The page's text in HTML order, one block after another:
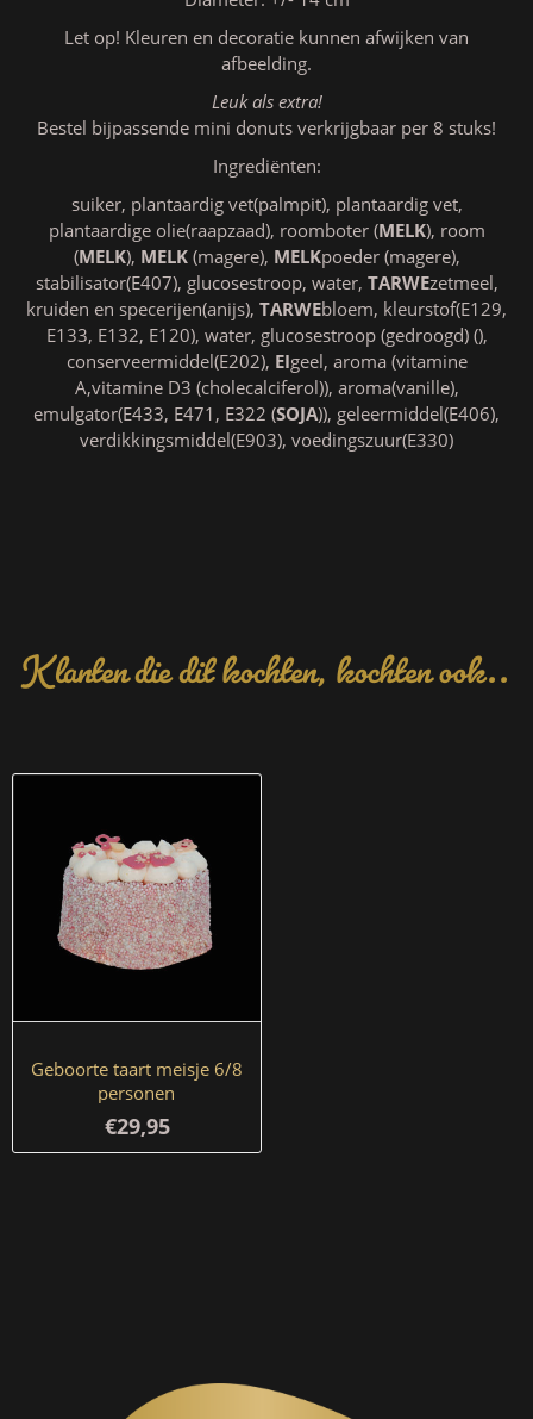
Let op! Kleuren en decoratie kunnen afwijken van
afbeelding.
Leuk als extra!
Bestel bijpassende mini donuts verkrijgbaar per 8 stuks!
Ingrediënten:
suiker, plantaardig vet(palmpit), plantaardig vet,
plantaardige olie(raapzaad), roomboter (MELK), room
(MELK), MELK(magere), MELKpoeder (magere),
stabilisator(E407), glucosestroop, water, TARWEzetmeel,
kruiden en specerijen(anijs), TARWEbloem, kleurstof(E129,
E133, E132, E120), water, glucosestroop (gedroogd) (),
conserveermiddel(E202), EIgeel, aroma (vitamine
A,vitamine D3 (cholecalciferol)), aroma(vanille),
emulgator(E433, E471, E322 (SOJA)), geleermiddel(E406),
verdikkingsmiddel(E903), voedingszuur(E330)
Klanten die dit kochten, kochten ook..
Geboorte taart meisje 6/8
personen
€29,95